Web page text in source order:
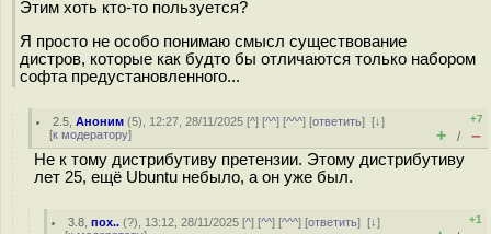
Этим хоть кто-то пользуется?
Я просто не особо понимаю смысл существование
дистров, которые как будто бы отличаются только набором
софта предустановленного...
2.5 ,Аноним (5), 12:27, 28/11/2025 [^] [^^] [^^^] [ответить][↓]
[к модератору]
+7
+ / –
Не к тому дистрибутиву претензии. Этому дистрибутиву
лет 25, ещё Ubuntu небыло, а он уже был.
3.8 ,пох.. (?), 13:12, 28/11/2025 [^] [^^] [^^^] [ответить][↓]
+1